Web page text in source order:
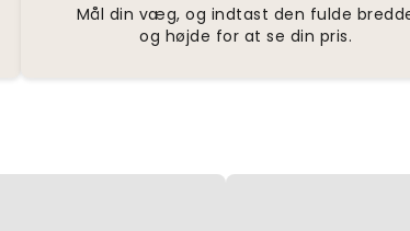
Mål din væg, og indtast den fulde
og højde for at se din pris.